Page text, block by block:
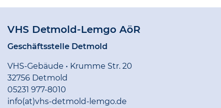
VHS Detmold-Lemgo AöR
Geschäftsstelle Detmold
VHS-Gebäude • Krumme Str. 20
32756 Detmold
05231 977-8010
info(at)vhs-detmold-lemgo.de